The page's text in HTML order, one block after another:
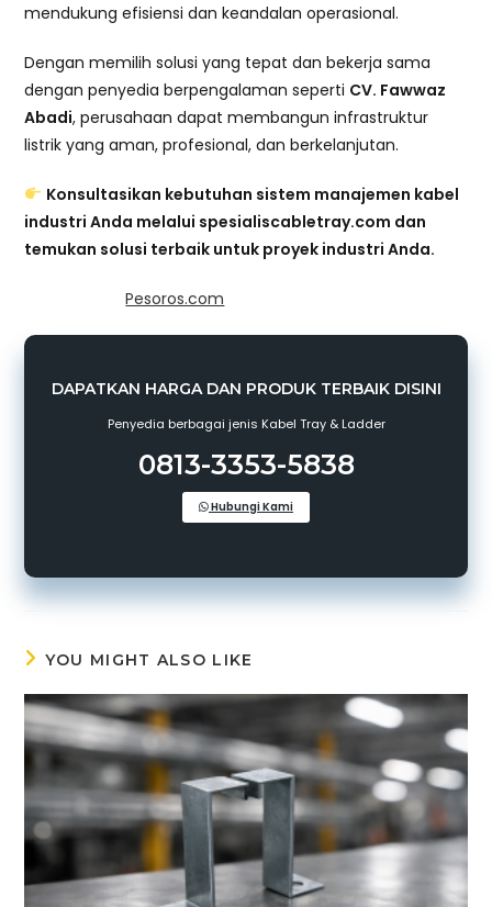
mendukung efisiensi dan keandalan operasional.
Dengan memilih solusi yang tepat dan bekerja sama
dengan penyedia berpengalaman seperti CV. Fawwaz
Abadi, perusahaan dapat membangun infrastruktur
listrik yang aman, profesional, dan berkelanjutan.
Konsultasikan kebutuhan sistem manajemen kabel
industri Anda melalui spesialiscabletray.com dan
temukan solusi terbaik untuk proyek industri Anda.
*Powered byPesoros.com
DAPATKAN HARGA DAN PRODUK TERBAIK DISINI
Penyedia berbagai jenis Kabel Tray & Ladder
0813-3353-5838
Hubungi Kami
YOU MIGHT ALSO LIKE